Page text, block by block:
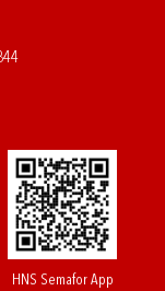
HNS Semafor App